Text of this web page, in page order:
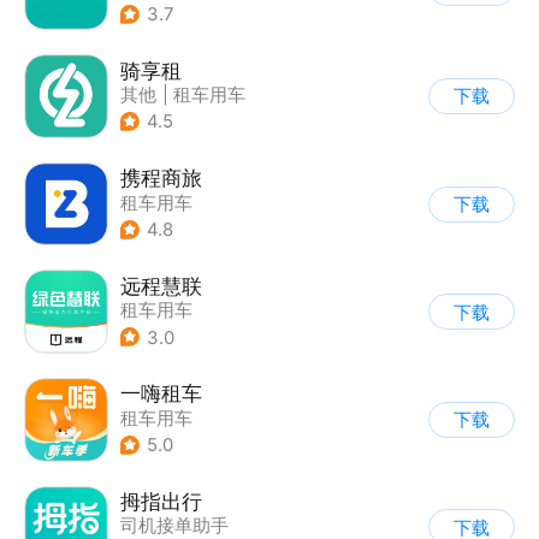
3.7
骑享租
其他
租车用车
4.5
下载
携程商旅
租车用车
4.8
下载
远程慧联
租车用车
3.0
下载
一嗨租车
租车用车
5.0
下载
拇指出行
司机接单助手
下载